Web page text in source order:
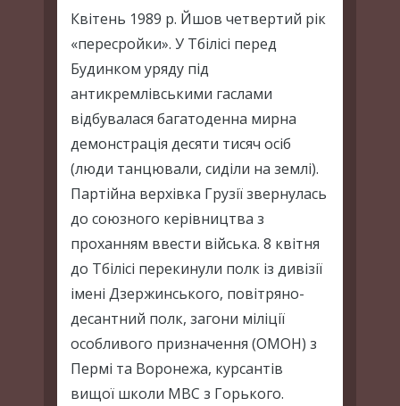
Квітень 1989 р. Йшов четвертий рік
«пересройки». У Тбілісі перед
Будинком уряду під
антикремлівськими гаслами
відбувалася багатоденна мирна
демонстрація десяти тисяч осіб
(люди танцювали, сиділи на землі).
Партійна верхівка Грузії звернулась
до союзного керівництва з
проханням ввести війська. 8 квітня
до Тбілісі перекинули полк із дивізії
імені Дзержинського, повітряно-
десантний полк, загони міліції
особливого призначення (ОМОН) з
Пермі та Воронежа, курсантів
вищої школи МВС з Горького.